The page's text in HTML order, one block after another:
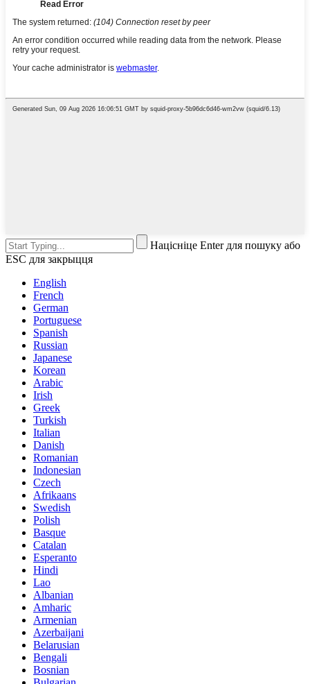
Націсніце Enter для пошуку або
ESC для закрыцця
English
French
German
Portuguese
Spanish
Russian
Japanese
Korean
Arabic
Irish
Greek
Turkish
Italian
Danish
Romanian
Indonesian
Czech
Afrikaans
Swedish
Polish
Basque
Catalan
Esperanto
Hindi
Lao
Albanian
Amharic
Armenian
Azerbaijani
Belarusian
Bengali
Bosnian